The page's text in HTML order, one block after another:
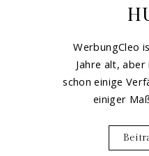
WerbungCleo
Jahre alt, aber
schon einige
einiger